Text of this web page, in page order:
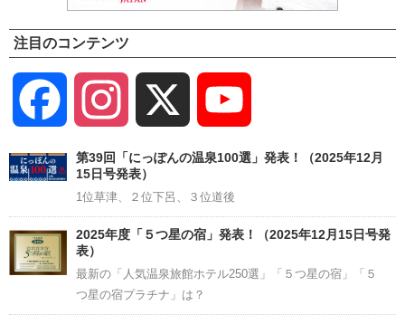
注目のコンテンツ
Facebook Instagram
Channel
第39回「にっぽんの温泉100選」発表！（2025年12月
15日号発表）
1位草津、２位下呂、３位道後
2025年度「５つ星の宿」発表！（2025年12月15日号発
表）
最新の「人気温泉旅館ホテル250選」「５つ星の宿」「５
つ星の宿プラチナ」は？